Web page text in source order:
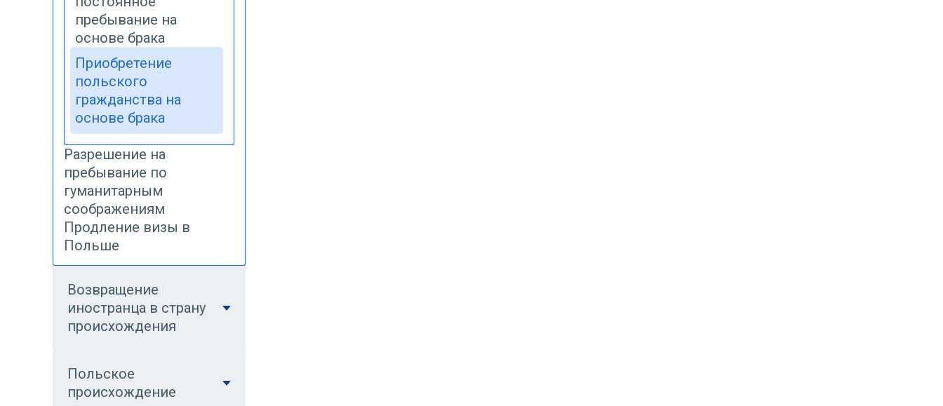
пребывание на
основе брака
Приобретение
польского
гражданства на
основе брака
Разрешение на
пребывание по
гуманитарным
соображениям
Продление визы в
Польше
Возвращение
иностранца в страну
происхождения
Польское
происхождение